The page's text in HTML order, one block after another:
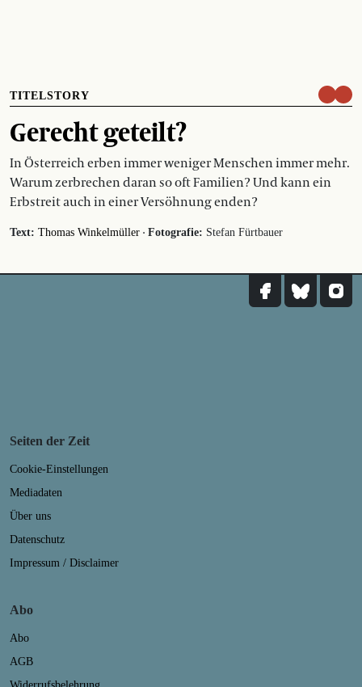
TITELSTORY
Gerecht geteilt?
In Österreich erben immer weniger Menschen immer mehr.
Warum zerbrechen daran so oft Familien? Und kann ein
Erbstreit auch in einer Versöhnung enden?
Text: Thomas Winkelmüller · Fotografie: Stefan Fürtbauer
Seiten der Zeit
Cookie-Einstellungen
Mediadaten
Über uns
Datenschutz
Impressum / Disclaimer
Abo
Abo
AGB